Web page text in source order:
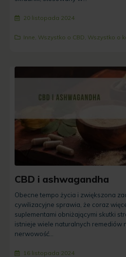
20 listopada 2024
Inne, Wszystko o CBD, Wszystko o
CBD i ashwagandha
Obecne tempo życia i zwiększona
cywilizacyjne sprawia, że coraz
suplementami obniżającymi skutki
istnieje wiele naturalnych remediów
nerwowość...
16 listopada 2024